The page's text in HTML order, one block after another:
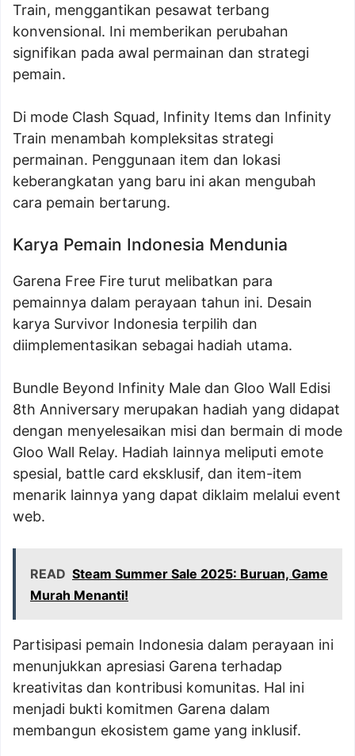
Train, menggantikan pesawat terbang
konvensional. Ini memberikan perubahan
signifikan pada awal permainan dan strategi
pemain.
Di mode Clash Squad, Infinity Items dan Infinity
Train menambah kompleksitas strategi
permainan. Penggunaan item dan lokasi
keberangkatan yang baru ini akan mengubah
cara pemain bertarung.
Karya Pemain Indonesia Mendunia
Garena Free Fire turut melibatkan para
pemainnya dalam perayaan tahun ini. Desain
karya Survivor Indonesia terpilih dan
diimplementasikan sebagai hadiah utama.
Bundle Beyond Infinity Male dan Gloo Wall Edisi
8th Anniversary merupakan hadiah yang didapat
dengan menyelesaikan misi dan bermain di mode
Gloo Wall Relay. Hadiah lainnya meliputi emote
spesial, battle card eksklusif, dan item-item
menarik lainnya yang dapat diklaim melalui event
web.
READ Steam Summer Sale 2025: Buruan, Game
Murah Menanti!
Partisipasi pemain Indonesia dalam perayaan ini
menunjukkan apresiasi Garena terhadap
kreativitas dan kontribusi komunitas. Hal ini
menjadi bukti komitmen Garena dalam
membangun ekosistem game yang inklusif.